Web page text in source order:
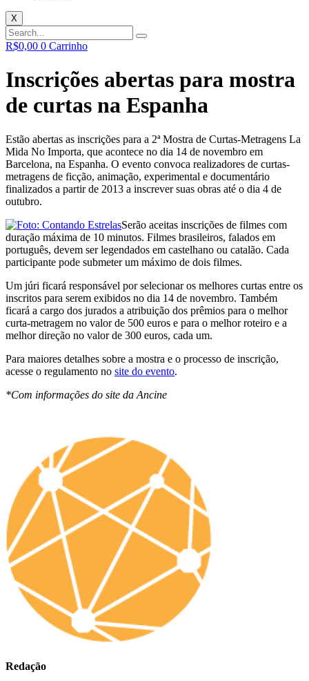
X
R$0,00 0 Carrinho
Inscrições abertas para mostra
de curtas na Espanha
Estão abertas as inscrições para a 2ª Mostra de Curtas-Metragens La
Mida No Importa, que acontece no dia 14 de novembro em
Barcelona, na Espanha. O evento convoca realizadores de curtas-
metragens de ficção, animação, experimental e documentário
finalizados a partir de 2013 a inscrever suas obras até o dia 4 de
outubro.
Serão aceitas inscrições de filmes com
duração máxima de 10 minutos. Filmes brasileiros, falados em
português, devem ser legendados em castelhano ou catalão. Cada
participante pode submeter um máximo de dois filmes.
Um júri ficará responsável por selecionar os melhores curtas entre os
inscritos para serem exibidos no dia 14 de novembro. Também
ficará a cargo dos jurados a atribuição dos prêmios para o melhor
curta-metragem no valor de 500 euros e para o melhor roteiro e a
melhor direção no valor de 300 euros, cada um.
Para maiores detalhes sobre a mostra e o processo de inscrição,
acesse o regulamento no site do evento.
*Com informações do site da Ancine
Redação